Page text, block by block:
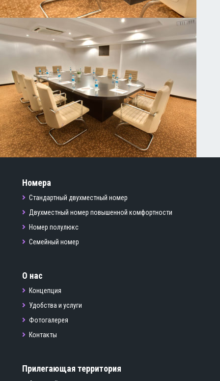
Номера
Стандартный двухместный номер
Двухместный номер повышенной комфортности
Номер полулюкс
Семейный номер
О нас
Концепция
Удобства и услуги
Фотогалерея
Контакты
Прилегающая территория